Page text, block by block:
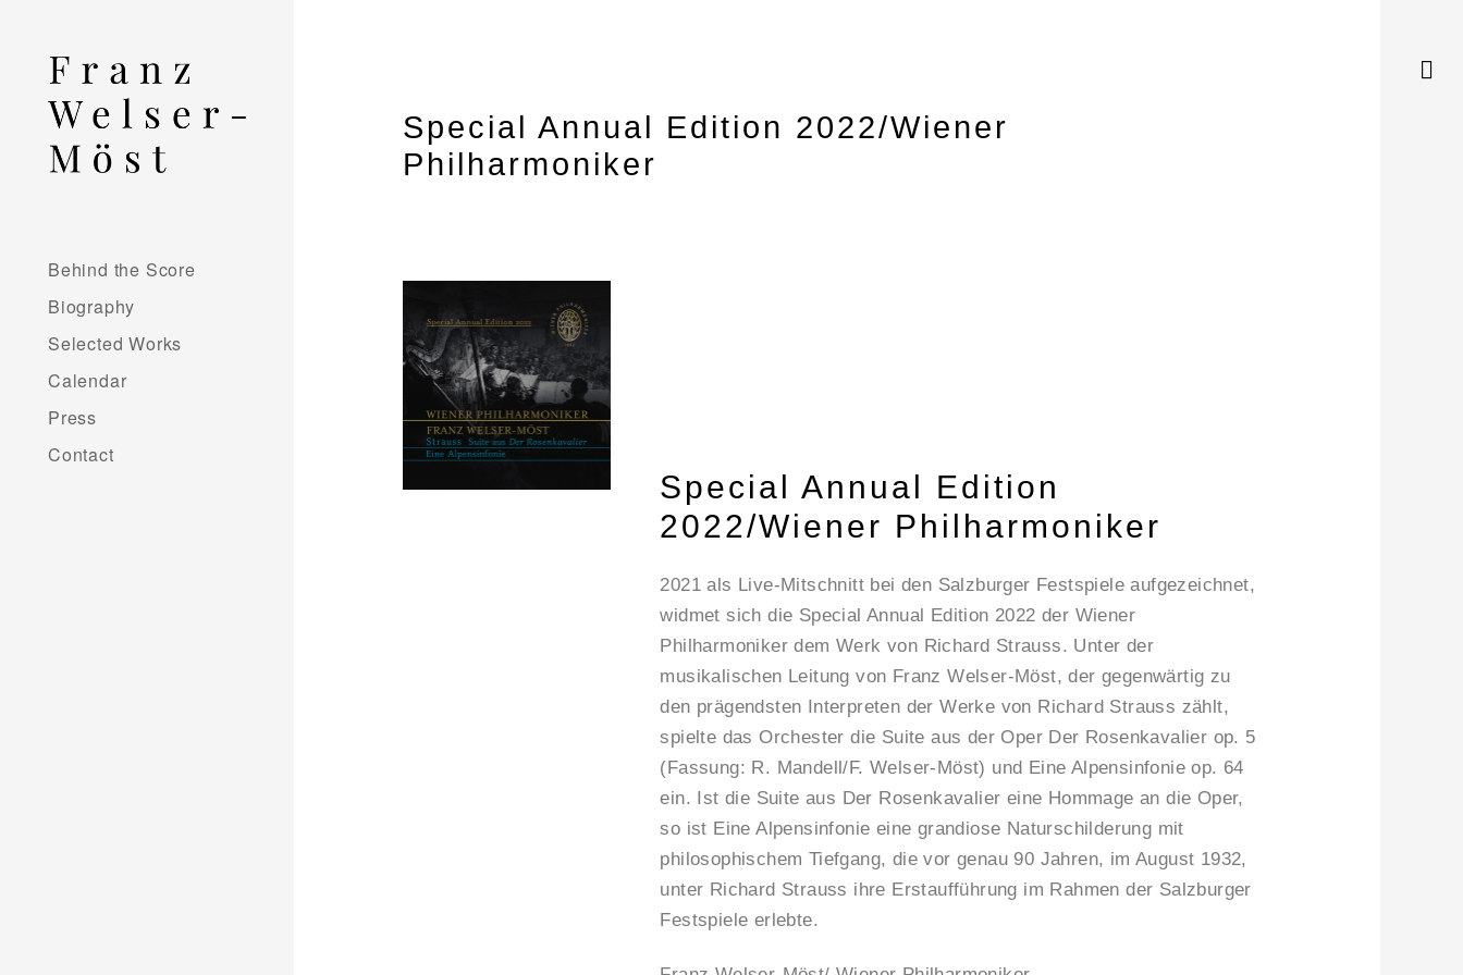
Behind the Score
Biography
Selected Works
Calendar
Press
Contact
Special Annual Edition 2022/Wiener
Philharmoniker
Special Annual Edition
2022/Wiener Philharmoniker
2021 als Live-Mitschnitt bei den Salzburger Festspiele aufgezeichnet,
widmet sich die Special Annual Edition 2022 der Wiener
Philharmoniker dem Werk von Richard Strauss. Unter der
musikalischen Leitung von Franz Welser-Möst, der gegenwärtig zu
den prägendsten Interpreten der Werke von Richard Strauss zählt,
spielte das Orchester die Suite aus der Oper Der Rosenkavalier op. 5
(Fassung: R. Mandell/F. Welser-Möst) und Eine Alpensinfonie op. 64
ein. Ist die Suite aus Der Rosenkavalier eine Hommage an die Oper,
so ist Eine Alpensinfonie eine grandiose Naturschilderung mit
philosophischem Tiefgang, die vor genau 90 Jahren, im August 1932,
unter Richard Strauss ihre Erstaufführung im Rahmen der Salzburger
Festspiele erlebte.